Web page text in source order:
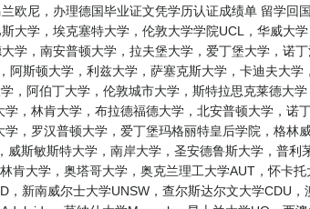
欧尼，办理德国毕业证文凭学历认证成绩单 留学回
大学，埃克塞特大学，伦敦大学学院UCL，华威大
学，南安普顿大学，拉夫堡大学，爱丁堡大学，诺
斯顿大学，利兹大学，萨塞克斯大学，卡迪夫大
，阿伯丁大学，伦敦城市大学，斯特拉思克莱德大
，林肯大学，布拉德福德大学，北安普顿大学，诺
，罗汉普顿大学，爱丁堡玛格丽特皇后学院，格林
斯敏斯特大学，南岸大学，圣安德鲁斯大学，普利
大学，奥塔哥大学，奥克兰理工大学AUT，怀卡
新南威尔士大学UNSW，查尔斯达尔文大学CDU